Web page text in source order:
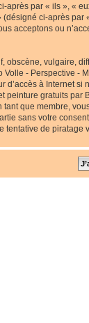
par « ils », «
(désigné ci-après par
acceptons ou
obscène, vulgaire,
- Perspective
d’accès à Internet
peinture gratuits
que membre,
sans votre
de piratage